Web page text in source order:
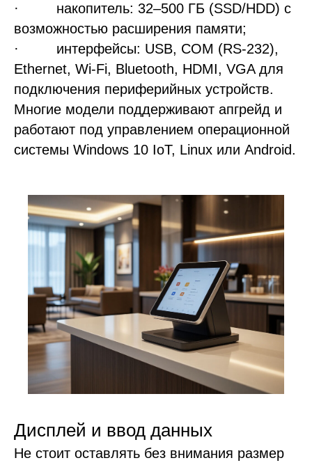
· накопитель: 32–500 ГБ (SSD/HDD) с
возможностью расширения памяти;
· интерфейсы: USB, COM (RS-232),
Ethernet, Wi-Fi, Bluetooth, HDMI, VGA для
подключения периферийных устройств.
Многие модели поддерживают апгрейд и
работают под управлением операционной
системы Windows 10 IoT, Linux или Android.
Дисплей и ввод данных
Не стоит оставлять без внимания размер
Независимый
гостиничный